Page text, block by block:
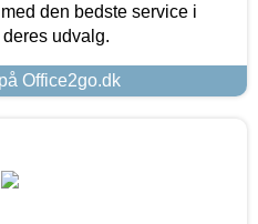
den bedste service i
udvalg.
Office2go.dk